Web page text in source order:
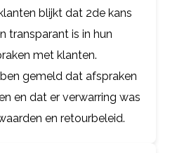
blijkt dat 2de kans
transparant is in hun
met klanten.
gemeld dat afspraken
en dat er verwarring was
en retourbeleid.